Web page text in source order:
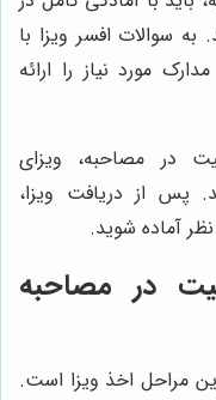
سوالات افسر ویزا با
مورد نیاز را ارائه
در مصاحبه، ویزای
از دریافت ویزا،
آماده شوید.
در مصاحبه
مراحل اخذ ویزا است.